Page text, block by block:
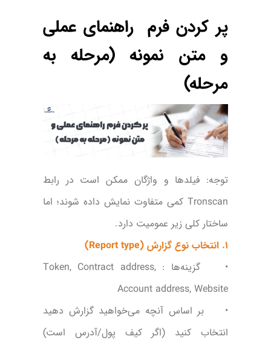
پر کردن فرم راهنمای عملی
و متن نمونه (مرحله به
مرحله)
توجه: فیلدها و واژگان ممکن است در رابط
Tronscan کمی متفاوت نمایش داده شوند؛ اما
ساختار کلی زیر عمومیت دارد.
1. انتخاب نوع گزارش (Report type)
• گزینه‌ها : Token, Contract address,
Account address, Website
• بر اساس آنچه می‌خواهید گزارش دهید
انتخاب کنید (اگر کیف پول/آدرس است)